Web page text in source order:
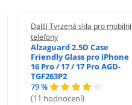
Další Tvrzená skla pro mobilní
telefony
Alzaguard 2.5D Case
Friendly Glass pro iPhone
16 Pro / 17 / 17 Pro AGD-
TGF263P2
79 %
(11 hodnocení)